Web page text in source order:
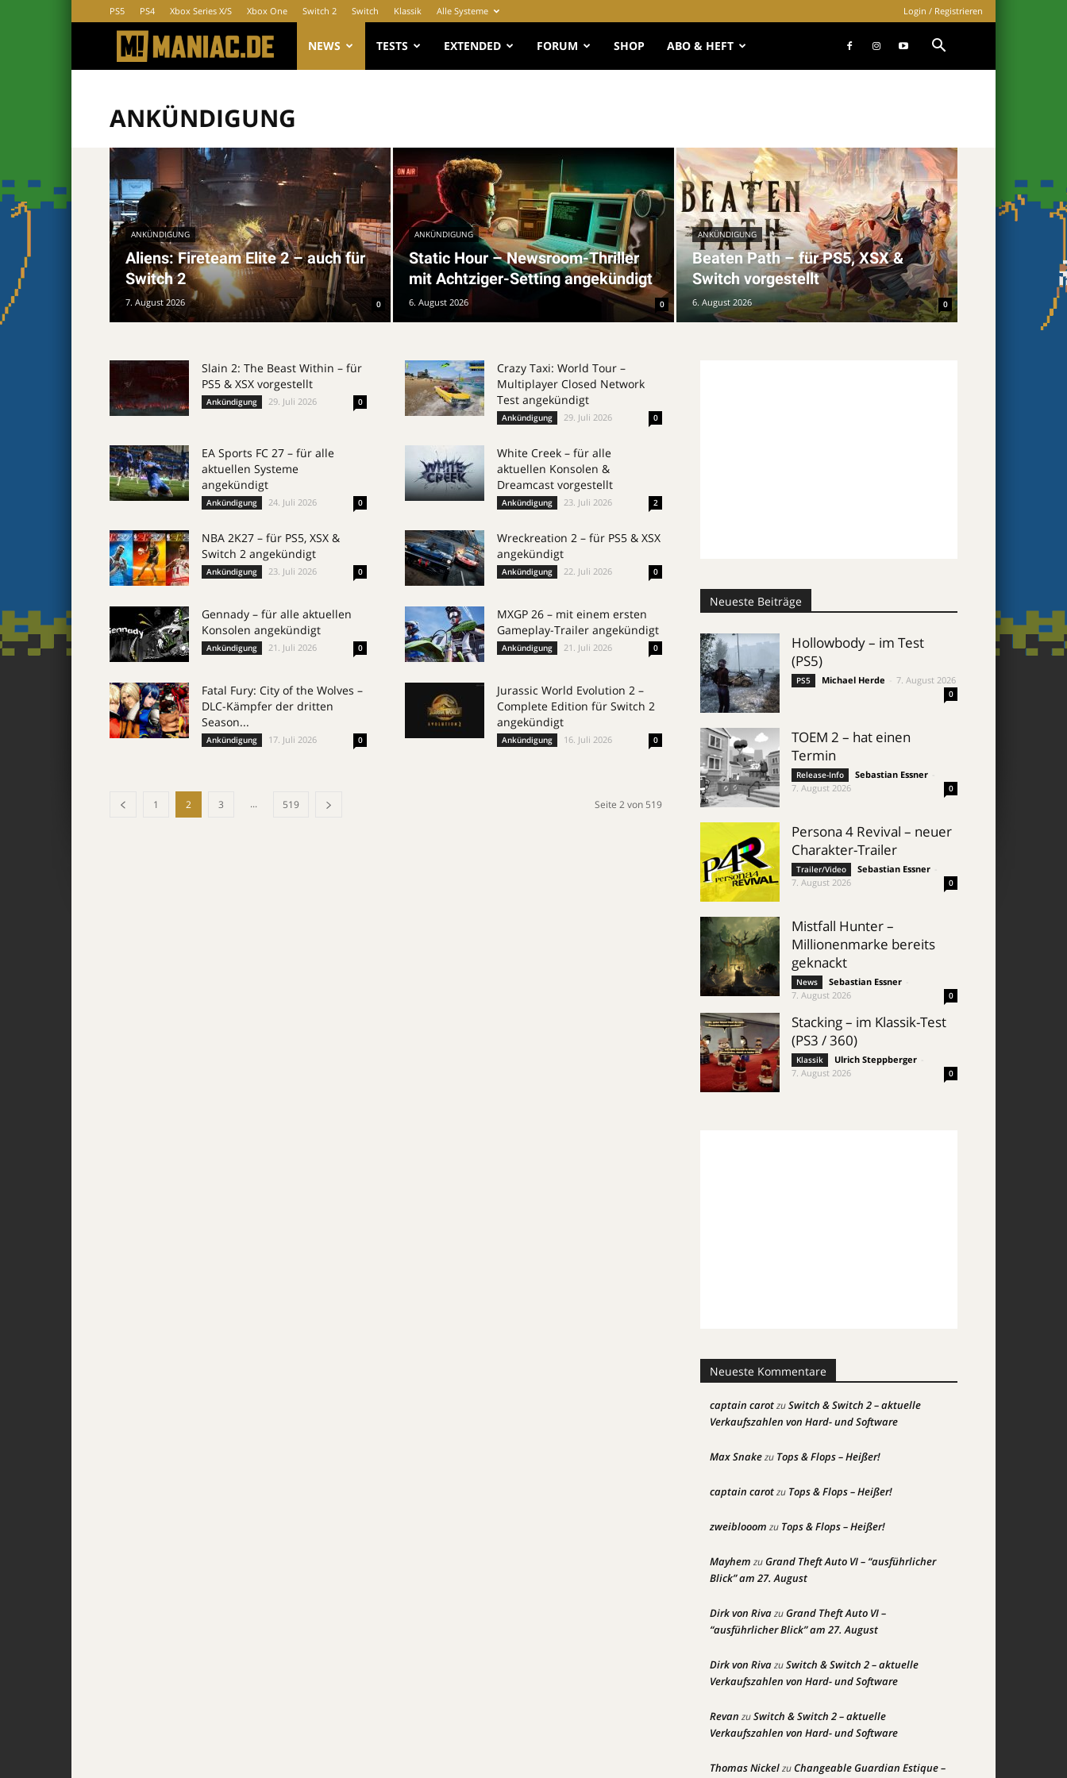
PS5 PS4 Xbox Series X/S Xbox One Switch 2 Switch Klassik Alle Systeme Login / Registrieren
MANIAC.de
NEWS TESTS EXTENDED FORUM SHOP ABO & HEFT
ANKÜNDIGUNG
ANKÜNDIGUNG
Aliens: Fireteam Elite 2 – auch für
Switch 2
0
7. August 2026
ANKÜNDIGUNG
Static Hour – Newsroom-Thriller
mit Achtziger-Setting angekündigt
0
6. August 2026
ANKÜNDIGUNG
Beaten Path – für PS5, XSX &
Switch vorgestellt
0
6. August 2026
Slain 2: The Beast Within – für
PS5 & XSX vorgestellt
Ankündigung 29. Juli 2026 0
Crazy Taxi: World Tour –
Multiplayer Closed Network
Test angekündigt
Ankündigung 29. Juli 2026 0
EA Sports FC 27 – für alle
aktuellen Systeme
angekündigt
Ankündigung 24. Juli 2026 0
White Creek – für alle
aktuellen Konsolen &
Dreamcast vorgestellt
Ankündigung 23. Juli 2026 2
NBA 2K27 – für PS5, XSX &
Switch 2 angekündigt
Ankündigung 23. Juli 2026 0
Wreckreation 2 – für PS5 & XSX
angekündigt
Ankündigung 22. Juli 2026 0
Gennady – für alle aktuellen
Konsolen angekündigt
Ankündigung 21. Juli 2026 0
MXGP 26 – mit einem ersten
Gameplay-Trailer angekündigt
Ankündigung 21. Juli 2026 0
Fatal Fury: City of the Wolves –
DLC-Kämpfer der dritten
Season...
Ankündigung 17. Juli 2026 0
Jurassic World Evolution 2 –
Complete Edition für Switch 2
angekündigt
Ankündigung 16. Juli 2026 0
1 2 3 ... 519 Seite 2 von 519
Neueste Beiträge
Hollowbody – im Test
(PS5)
PS5 Michael Herde 7. August 2026
0
TOEM 2 – hat einen
Termin
Release-Info Sebastian Essner
7. August 2026
0
Persona 4 Revival – neuer
Charakter-Trailer
Trailer/Video Sebastian Essner
7. August 2026
0
Mistfall Hunter –
Millionenmarke bereits
geknackt
News Sebastian Essner
7. August 2026
0
Stacking – im Klassik-Test
(PS3 / 360)
Klassik Ulrich Steppberger
7. August 2026
0
Neueste Kommentare
captain carotzuSwitch & Switch 2 – aktuelle
Verkaufszahlen von Hard- und Software
Max Snakezu Tops & Flops – Heißer!
captain carotzu Tops & Flops – Heißer!
zweiblooom zu Tops & Flops – Heißer!
Mayhem zuGrand Theft Auto VI – “ausführlicher
Blick” am 27. August
Dirk von RivazuGrand Theft Auto VI –
“ausführlicher Blick” am 27. August
Dirk von RivazuSwitch & Switch 2 – aktuelle
Verkaufszahlen von Hard- und Software
Revan zuSwitch & Switch 2 – aktuelle
Verkaufszahlen von Hard- und Software
Thomas NickelzuChangeable Guardian Estique –